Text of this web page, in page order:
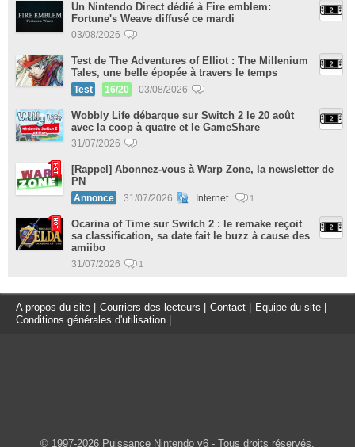
Un Nintendo Direct dédié à Fire emblem:
Fortune's Weave diffusé ce mardi
03/08/2026
Test de The Adventures of Elliot : The Millenium
Tales, une belle épopée à travers le temps
Test 16/20 03/08/2026
Wobbly Life débarque sur Switch 2 le 20 août
avec la coop à quatre et le GameShare
31/07/2026
[Rappel] Abonnez-vous à Warp Zone, la newsletter de
PN
Annonce 31/07/2026 Internet 1
Ocarina of Time sur Switch 2 : le remake reçoit
sa classification, sa date fait le buzz à cause des
amiibo
31/07/2026 1
A propos du site Courriers des lecteurs Contact Equipe du site
Conditions générales d'utilisation
© 1997-2026 Puissance Nintendo v6 - Tous droits réservés.